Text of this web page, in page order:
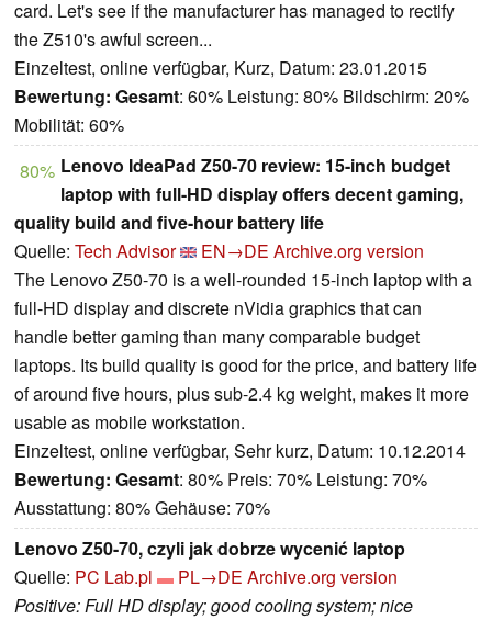
card. Let's see if the manufacturer has managed to rectify
the Z510's awful screen...
Einzeltest, online verfügbar, Kurz, Datum: 23.01.2015
Bewertung: Gesamt: 60% Leistung: 80% Bildschirm: 20%
Mobilität: 60%
80% Lenovo IdeaPad Z50-70 review: 15-inch budget
laptop with full-HD display offers decent gaming,
quality build and five-hour battery life
Quelle: Tech Advisor EN→DE Archive.org version
The Lenovo Z50-70 is a well-rounded 15-inch laptop with a
full-HD display and discrete nVidia graphics that can
handle better gaming than many comparable budget
laptops. Its build quality is good for the price, and battery life
of around five hours, plus sub-2.4 kg weight, makes it more
usable as mobile workstation.
Einzeltest, online verfügbar, Sehr kurz, Datum: 10.12.2014
Bewertung: Gesamt: 80% Preis: 70% Leistung: 70%
Ausstattung: 80% Gehäuse: 70%
Lenovo Z50-70, czyli jak dobrze wycenić laptop
Quelle: PC Lab.pl PL→DE Archive.org version
Positive: Full HD display; good cooling system; nice